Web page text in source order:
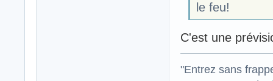
le feu!
C'est une
"Entrez sans